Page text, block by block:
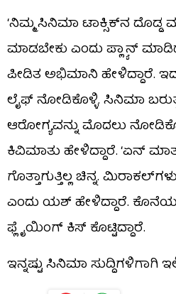
‘ನಿಮ್ಮ ಸಿನಿಮಾ ಟಾಕ್ಸಿಕ್​​ನ ದೊಡ್ಡ
ಮಾಡಬೇಕು ಎಂದು ಪ್ಲ್ಯಾನ್
ಪೀಡಿತ ಅಭಿಮಾನಿ ಹೇಳಿದ್ದಾರೆ.
ಲೈಫ್ ನೋಡಿಕೊಳ್ಳಿ. ಸಿನಿಮಾ
ಆರೋಗ್ಯವನ್ನು ಮೊದಲು
ಕಿವಿಮಾತು ಹೇಳಿದ್ದಾರೆ. ‘ಏನ್
ಗೊತ್ತಾಗುತ್ತಿಲ್ಲ ಚಿನ್ನ.
ಎಂದು ಯಶ್ ಹೇಳಿದ್ದಾರೆ.
ಫ್ಲೈಯಿಂಗ್ ಕಿಸ್ ಕೊಟ್ಟಿದ್ದಾರೆ.
ಇನ್ನಷ್ಟು ಸಿನಿಮಾ ಸುದ್ದಿಗಳಿಗಾಗಿ